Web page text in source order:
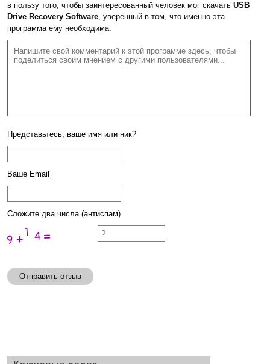
в пользу того, чтобы заинтересованный человек мог скачать USB
Drive Recovery Software, уверенный в том, что именно эта
программа ему необходима.
Представьтесь, ваше имя или ник?
Ваше Email
Сложите два числа (антиспам)
Отправить отзыв